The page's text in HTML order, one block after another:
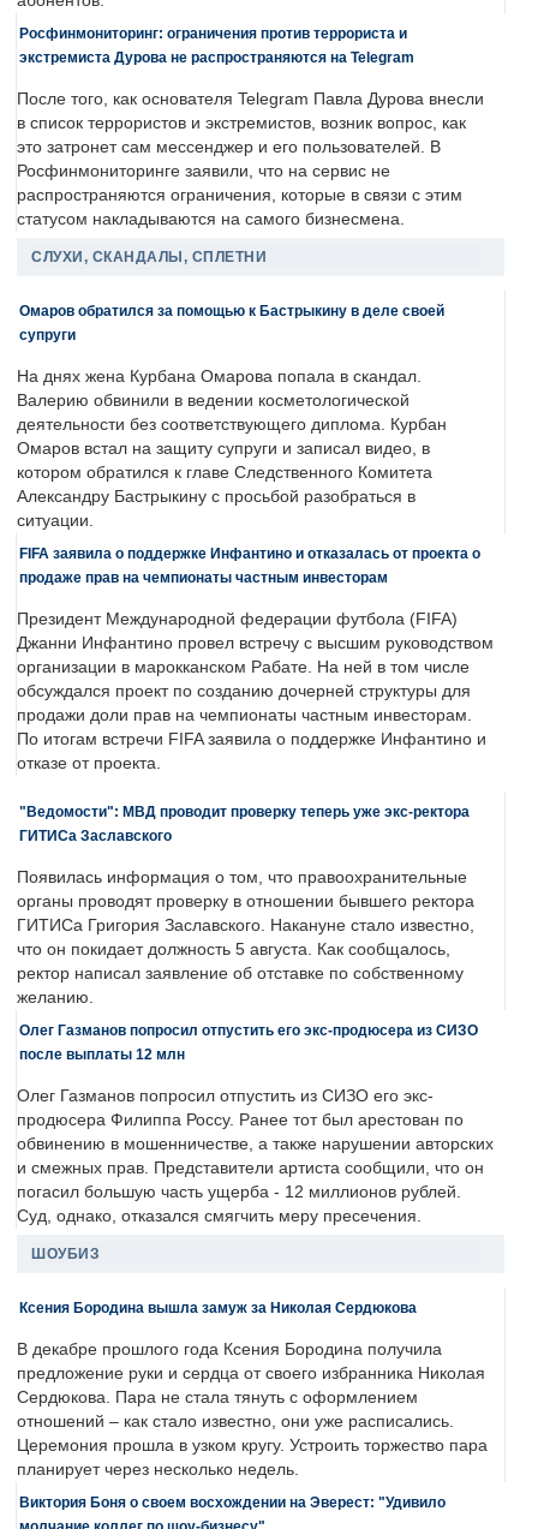
Росфинмониторинг: ограничения против террориста и
экстремиста Дурова не распространяются на Telegram
После того, как основателя Telegram Павла Дурова внесли
в список террористов и экстремистов, возник вопрос, как
это затронет сам мессенджер и его пользователей. В
Росфинмониторинге заявили, что на сервис не
распространяются ограничения, которые в связи с этим
статусом накладываются на самого бизнесмена.
СЛУХИ, СКАНДАЛЫ, СПЛЕТНИ
Омаров обратился за помощью к Бастрыкину в деле своей
супруги
На днях жена Курбана Омарова попала в скандал.
Валерию обвинили в ведении косметологической
деятельности без соответствующего диплома. Курбан
Омаров встал на защиту супруги и записал видео, в
котором обратился к главе Следственного Комитета
Александру Бастрыкину с просьбой разобраться в
ситуации.
FIFA заявила о поддержке Инфантино и отказалась от проекта о
продаже прав на чемпионаты частным инвесторам
Президент Международной федерации футбола (FIFA)
Джанни Инфантино провел встречу с высшим руководством
организации в марокканском Рабате. На ней в том числе
обсуждался проект по созданию дочерней структуры для
продажи доли прав на чемпионаты частным инвесторам.
По итогам встречи FIFA заявила о поддержке Инфантино и
отказе от проекта.
"Ведомости": МВД проводит проверку теперь уже экс-ректора
ГИТИСа Заславского
Появилась информация о том, что правоохранительные
органы проводят проверку в отношении бывшего ректора
ГИТИСа Григория Заславского. Накануне стало известно,
что он покидает должность 5 августа. Как сообщалось,
ректор написал заявление об отставке по собственному
желанию.
Олег Газманов попросил отпустить его экс-продюсера из СИЗО
после выплаты 12 млн
Олег Газманов попросил отпустить из СИЗО его экс-
продюсера Филиппа Россу. Ранее тот был арестован по
обвинению в мошенничестве, а также нарушении авторских
и смежных прав. Представители артиста сообщили, что он
погасил большую часть ущерба - 12 миллионов рублей.
Суд, однако, отказался смягчить меру пресечения.
ШОУБИЗ
Ксения Бородина вышла замуж за Николая Сердюкова
В декабре прошлого года Ксения Бородина получила
предложение руки и сердца от своего избранника Николая
Сердюкова. Пара не стала тянуть с оформлением
отношений – как стало известно, они уже расписались.
Церемония прошла в узком кругу. Устроить торжество пара
планирует через несколько недель.
Виктория Боня о своем восхождении на Эверест: "Удивило